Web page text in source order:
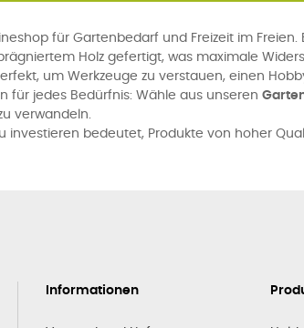
für Gartenbedarf und Freizeit im Freien.
Holz gefertigt, was maximale
um Werkzeuge zu verstauen, einen
für jedes Bedürfnis: Wähle aus unseren
verwandeln.
investieren bedeutet, Produkte von hoher
Informationen